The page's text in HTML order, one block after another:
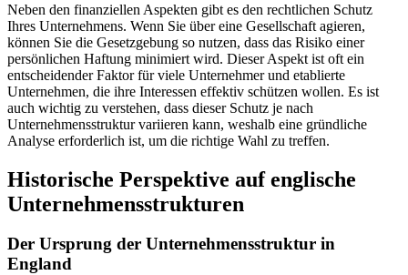
Neben den finanziellen Aspekten gibt es den rechtlichen Schutz
Ihres Unternehmens. Wenn Sie über eine Gesellschaft agieren,
können Sie die Gesetzgebung so nutzen, dass das Risiko einer
persönlichen Haftung minimiert wird. Dieser Aspekt ist oft ein
entscheidender Faktor für viele Unternehmer und etablierte
Unternehmen, die ihre Interessen effektiv schützen wollen. Es ist
auch wichtig zu verstehen, dass dieser Schutz je nach
Unternehmensstruktur variieren kann, weshalb eine gründliche
Analyse erforderlich ist, um die richtige Wahl zu treffen.
Historische Perspektive auf englische
Unternehmensstrukturen
Der Ursprung der Unternehmensstruktur in
England